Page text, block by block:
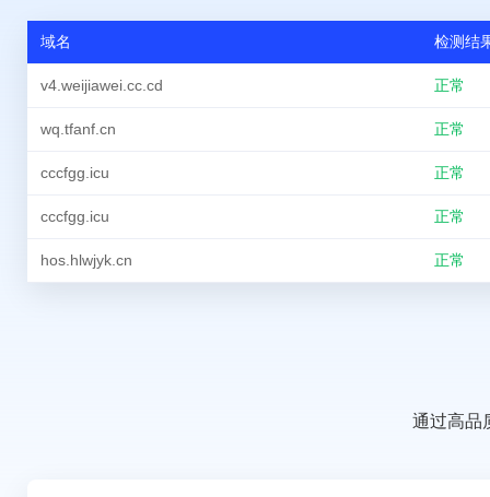
域名 检测结
v4.weijiawei.cc.cd 正常
wq.tfanf.cn 正常
cccfgg.icu 正常
cccfgg.icu 正常
hos.hlwjyk.cn 正常
通过高品